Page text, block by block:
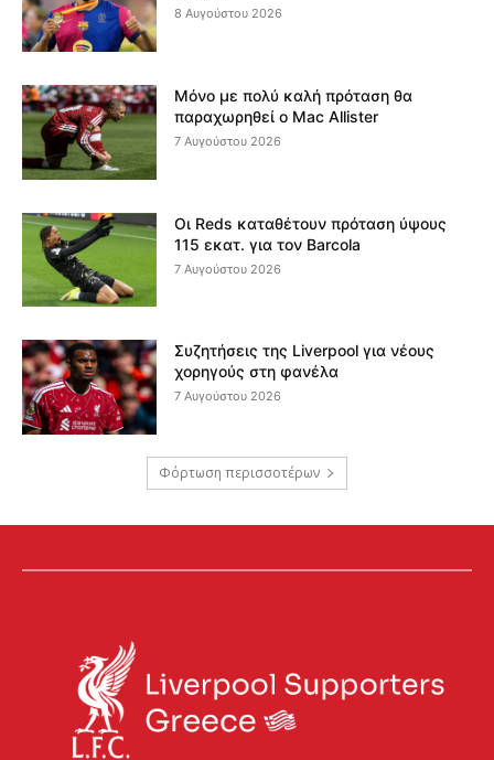
8 Αυγούστου 2026
Μόνο με πολύ καλή πρόταση θα
παραχωρηθεί ο Mac Allister
7 Αυγούστου 2026
Οι Reds καταθέτουν πρόταση ύψους
115 εκατ. για τον Barcola
7 Αυγούστου 2026
Συζητήσεις της Liverpool για νέους
χορηγούς στη φανέλα
7 Αυγούστου 2026
Φόρτωση περισσοτέρων